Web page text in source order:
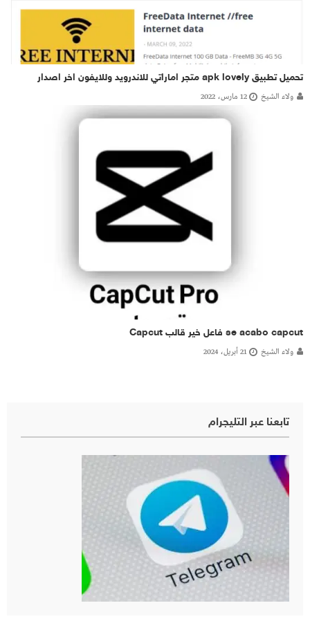
تحميل تطبيق apk lovely متجر اماراتي للاندرويد وللايفون اخر اصدار
ولاء الشيخ 12 مارس، 2022
se acabo capcut فاعل خير قالب Capcut
ولاء الشيخ 21 أبريل، 2024
تابعنا عبر التليجرام